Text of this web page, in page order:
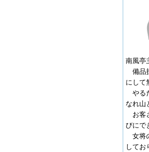
南風亭
備品
にして
やる
なれ山
お客
びにで
女将
してお